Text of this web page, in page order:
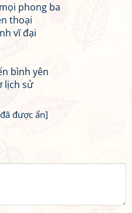
phong ba
thoại
vĩ đại
bình yên
lịch sử
được ẩn]